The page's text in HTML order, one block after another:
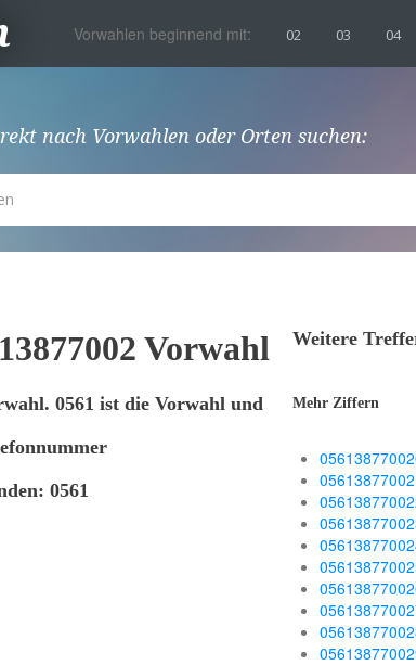
Vorwahlen beginnend mit: 02 03 04
nach Vorwahlen oder Orten suchen:
Vorwahl
0561 ist die Vorwahl und
0561
Weitere
Mehr Ziffern